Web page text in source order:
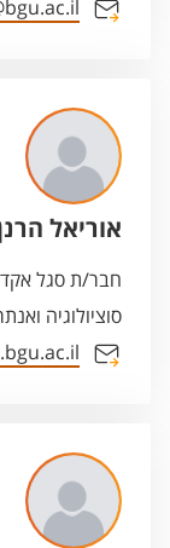
אוריאל
חבר/ת סגל
סוציולוגיה